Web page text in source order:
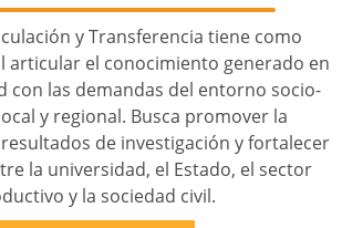
humanos; por el desarrollo de
originales que han dado lugar
de referencia en el plano científico;
publicaciones periódicas de
el Anuario IEHS y Estudios
y por la fuerte articulación de sus
las carreras de grado y posgrado.
y Transferencia tiene como
articular el conocimiento generado en
con las demandas del entorno socio-
y regional. Busca promover la
de investigación y fortalecer
la universidad, el Estado, el sector
y la sociedad civil.